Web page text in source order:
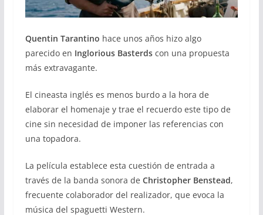
Quentin Tarantino hace unos años hizo algo
parecido en Inglorious Basterdscon una propuesta
más extravagante.
El cineasta inglés es menos burdo a la hora de
elaborar el homenaje y trae el recuerdo este tipo de
cine sin necesidad de imponer las referencias con
una topadora.
La película establece esta cuestión de entrada a
través de la banda sonora de Christopher Benstead,
frecuente colaborador del realizador, que evoca la
música del spaguetti Western.